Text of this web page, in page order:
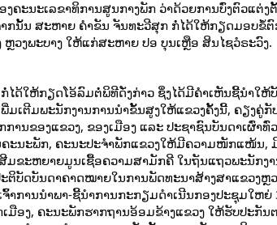
ຄະນະເລຂາທິການສູນກາງພັກ ວ່າດ້ວຍການບົ່ງຕົວແຕ່ງ
ກນັ້ນ ສະຫາຍ ຄໍາຂັນ ຈັນທະວີສຸກ ກໍ່ໄດ້ໃຫ້ກຽດມອບຂໍ້
ຫຼວງພະບາງ ໃຫ້ແກ່ສະຫາຍ ປອ ບຸນເຫຼືອ ສິນໄຊວໍຣະວົງ.
ດ້ໃຫ້ກຽດໂອ້ລົມຕໍ່ພິທີດັ່ງກ່າວ ຊຶ່ງໄດ້ມີຄຳເຫັນຊີ້ນຳໃຫ້​
ມເຕີມ​ພະນັກງານ​ການ​ນຳ​ຂັ້ນ​ສູງ​ໃຫ້ແຂວງຄັ້ງນີ້, ​ຄຽງຄູ່ກັ
ນຂອງແຂວງ, ຂອງເມືອງ ​ແລະ ປະຊາຊົນ​ບັນດາ​ເຜົ່າ​ທົ່
ະນະ​ພັກ, ຄະນະ​ປະຈຳ​ພັກ​​ແຂວງໃຫ້​ມີ​ຄວາມ​ໜັກ​ແໜ້ນ,
ມຂະຫຍາຍມູນເຊື້ອຄວາມ​ສາມັກຄີ​ ໃນ​ຖັນ​​ແຖວ​ພະນັກງ
ບັດບັນດາຄາດໝາຍໃນການ​ພັດທະນາ​ສ້າງສາ​ແຂວງ​ຫຼ
າການນໍາພາ-​ຊີ້​ນຳ​ການ​ກະກຽມ​ດຳ​ເນີນ​ກອງ​ປະຊຸມ​ໃຫ
ມືອງ, ຄະນະພັກຮາກຖານອ້ອມຂ້າງແຂວງ ​ໃຫ້​ຮັບປະກັນ​